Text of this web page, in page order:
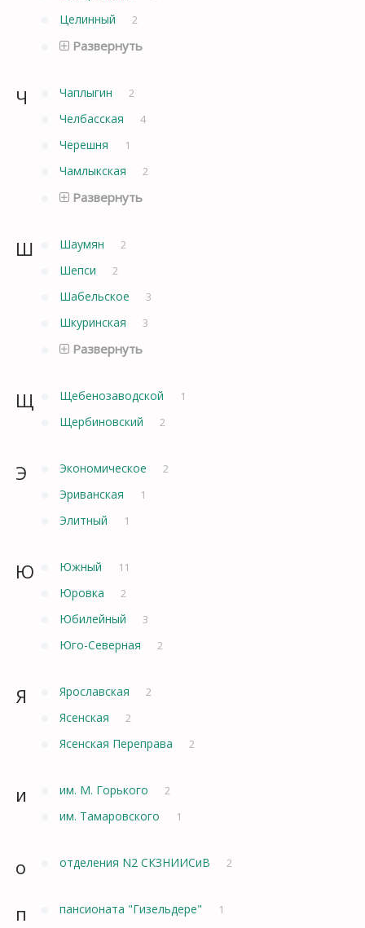
Целинный 2
Развернуть
Ч Чаплыгин 2
Челбасская 4
Черешня 1
Чамлыкская 2
Развернуть
Ш Шаумян 2
Шепси 2
Шабельское 3
Шкуринская 3
Развернуть
Щ Щебенозаводской 1
Щербиновский 2
Э Экономическое 2
Эриванская 1
Элитный 1
Ю Южный 11
Юровка 2
Юбилейный 3
Юго-Северная 2
Я Ярославская 2
Ясенская 2
Ясенская Переправа 2
и им. М. Горького 2
им. Тамаровского 1
о отделения N2 СКЗНИИСиВ 2
п пансионата "Гизельдере" 1